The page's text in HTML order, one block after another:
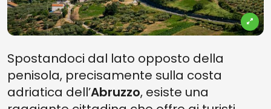
Spostandoci dal lato opposto della
penisola, precisamente sulla costa
adriatica dell’Abruzzo, esiste una